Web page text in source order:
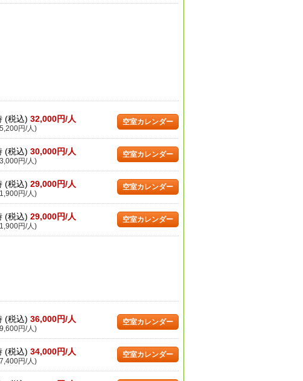
(税込) 32,000円/人
円/人)
空室カレンダー
(税込) 30,000円/人
円/人)
空室カレンダー
(税込) 29,000円/人
円/人)
空室カレンダー
(税込) 29,000円/人
円/人)
空室カレンダー
(税込) 36,000円/人
円/人)
空室カレンダー
(税込) 34,000円/人
円/人)
空室カレンダー